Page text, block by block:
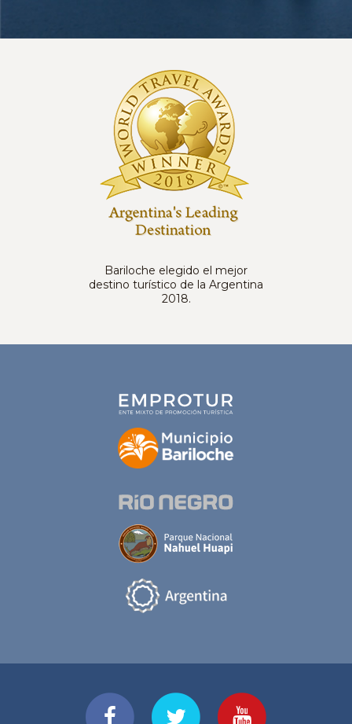
Bariloche elegido el mejor
destino turístico de la Argentina
2018.